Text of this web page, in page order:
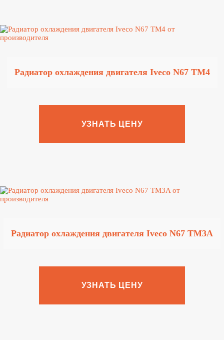
Радиатор охлаждения двигателя Iveco N67 TM4
УЗНАТЬ ЦЕНУ
Радиатор охлаждения двигателя Iveco N67 TM3A
УЗНАТЬ ЦЕНУ